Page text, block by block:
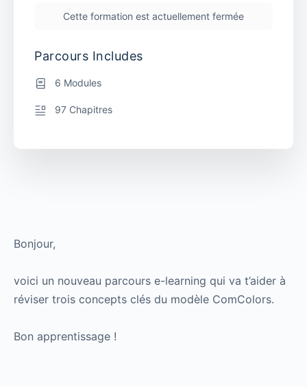
Bonjour,
voici un nouveau parcours e-learning qui va t’aider à
réviser trois concepts clés du modèle ComColors.
Bon apprentissage !
Cette formation est actuellement fermée
Parcours Includes
6 Modules
97 Chapitres